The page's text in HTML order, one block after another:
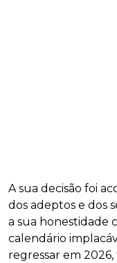
A sua decisão foi
dos adeptos e dos
a sua honestidade
calendário
regressar em